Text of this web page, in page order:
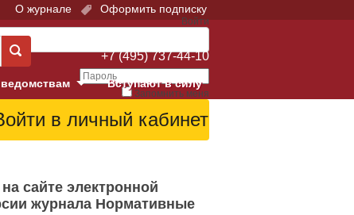
О журнале Оформить подписку
Войти
Запомнить меня
+7 (495) 737-44-10
Вступают в силу
суды
сайте электронной
журнала Нормативные